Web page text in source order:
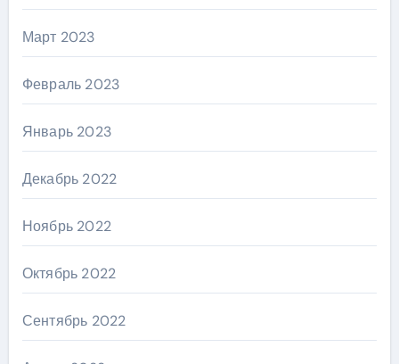
Март 2023
Февраль 2023
Январь 2023
Декабрь 2022
Ноябрь 2022
Октябрь 2022
Сентябрь 2022